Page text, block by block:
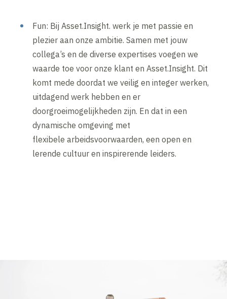
Fun: Bij Asset.Insight. werk je met passie en
plezier aan onze ambitie. Samen met jouw
collega’s en de diverse expertises voegen we
waarde toe voor onze klant en Asset.Insight. Dit
komt mede doordat we veilig en integer werken,
uitdagend werk hebben en er
doorgroeimogelijkheden zijn. En dat in een
dynamische omgeving met
flexibele arbeidsvoorwaarden, een open en
lerende cultuur en inspirerende leiders.